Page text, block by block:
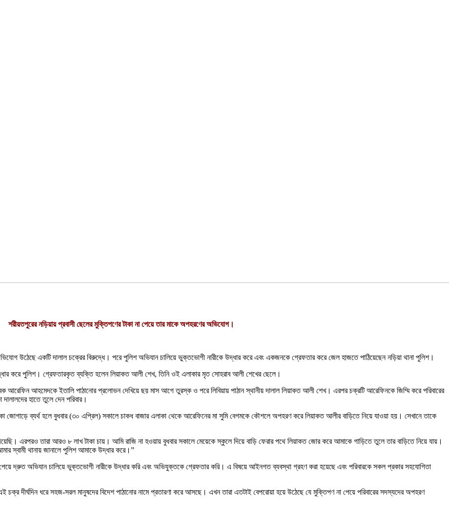
শরীয়তপুরের নড়িয়ায় প্রবাসী ছেলের মুক্তিপণের টাকা না পেয়ে তার মাকে অপহরণের অভিযোগ।
উঠেছে একটি দালাল চক্রের বিরুদ্ধে। পরে পুলিশ অভিযান চালিয়ে ভুক্তভোগী নারীকে উদ্ধার করে এবং একজনকে গ্রেফতার করে জেল হাজতে পাঠিয়েছেন নড়িয়া থানা পুলিশ।
করে পুলিশ। গ্রেফতারকৃত ব্যক্তি হলেন লিয়াকত আলী শেখ, তিনি ওই এলাকার মৃত সোহরাব আলী শেখের ছেলে।
আরেফিন আহমেদকে ইতালি পাঠানোর প্রলোভন দেখিয়ে ছয় মাস আগে তুরস্ক ও পরে লিবিয়ায় পাঠান স্থানীয় দালাল লিয়াকত আলী শেখ। এরপর চক্রটি আরেফিনকে জিম্মি করে পরিবারের
হাতে তুলে দেন পরিবার।
ব্যর্থ হলে বুধবার (৩০ এপ্রিল) সকালে চাকধ বাজার এলাকা থেকে আরেফিনের মা সুমি বেগমকে কৌশলে অপহরণ করে লিয়াকত আলীর বাড়িতে নিয়ে যাওয়া হয়। সেখানে তাকে
এরপরও তারা আরও ৮ লাখ টাকা চায়। আমি রাজি না হওয়ায় বুধবার সকালে মেয়েকে স্কুলে দিয়ে বাড়ি ফেরার পথে লিয়াকত জোর করে আমাকে গাড়িতে তুলে তার বাড়িতে নিয়ে যায়।
স্বামী থানায় জানালে পুলিশ আমাকে উদ্ধার করে।”
পেয়ে দ্রুত অভিযান চালিয়ে ভুক্তভোগী নারীকে উদ্ধার করি এবং অভিযুক্তকে গ্রেফতার করি। এ বিষয়ে আইনগত ব্যবস্থা গ্রহণ করা হয়েছে এবং পরিবারকে সকল প্রকার সহযোগিতা
“এই চক্র দীর্ঘদিন ধরে সহজ-সরল মানুষদের বিদেশ পাঠানোর নামে প্রতারণা করে আসছে। এখন তারা এতটাই বেপরোয়া হয়ে উঠেছে যে মুক্তিপণ না পেয়ে পরিবারের সদস্যদের অপহরণ